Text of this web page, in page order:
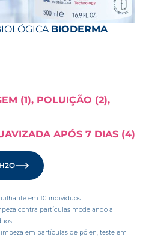
BIODERMA
(1), POLUIÇÃO (2),
APÓS 7 DIAS (4)
em 10 indivíduos.
contra partículas modelando a
em partículas de pólen, teste em